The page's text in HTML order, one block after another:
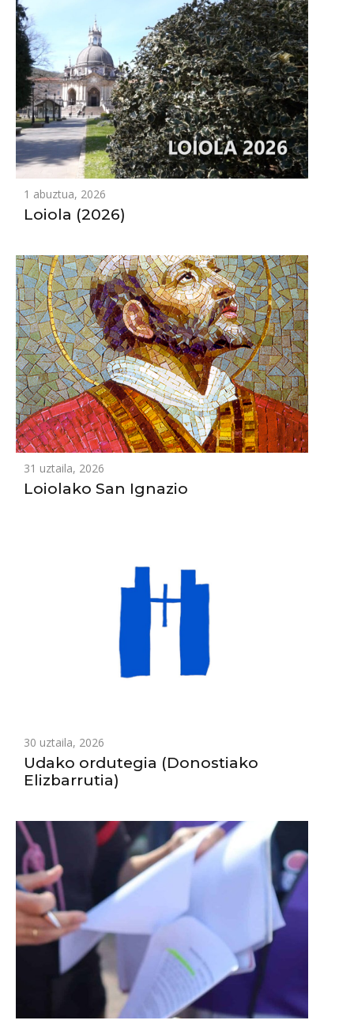
1 abuztua, 2026
Loiola (2026)
31 uztaila, 2026
Loiolako San Ignazio
30 uztaila, 2026
Udako ordutegia (Donostiako
Elizbarrutia)